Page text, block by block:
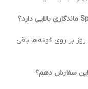
روز بر روی گونه‌ها باقی